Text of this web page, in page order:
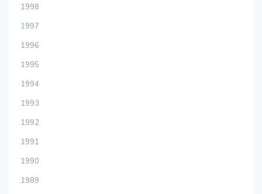
1998
1997
1996
1995
1994
1993
1992
1991
1990
1989